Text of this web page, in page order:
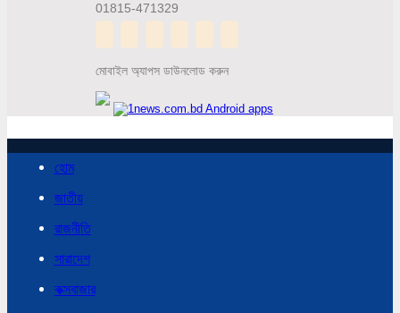
01815-471329
মোবাইল অ্যাপস ডাউনলোড করুন
হোম
জাতীয়
রাজনীতি
সারাদেশ
কক্সবাজার